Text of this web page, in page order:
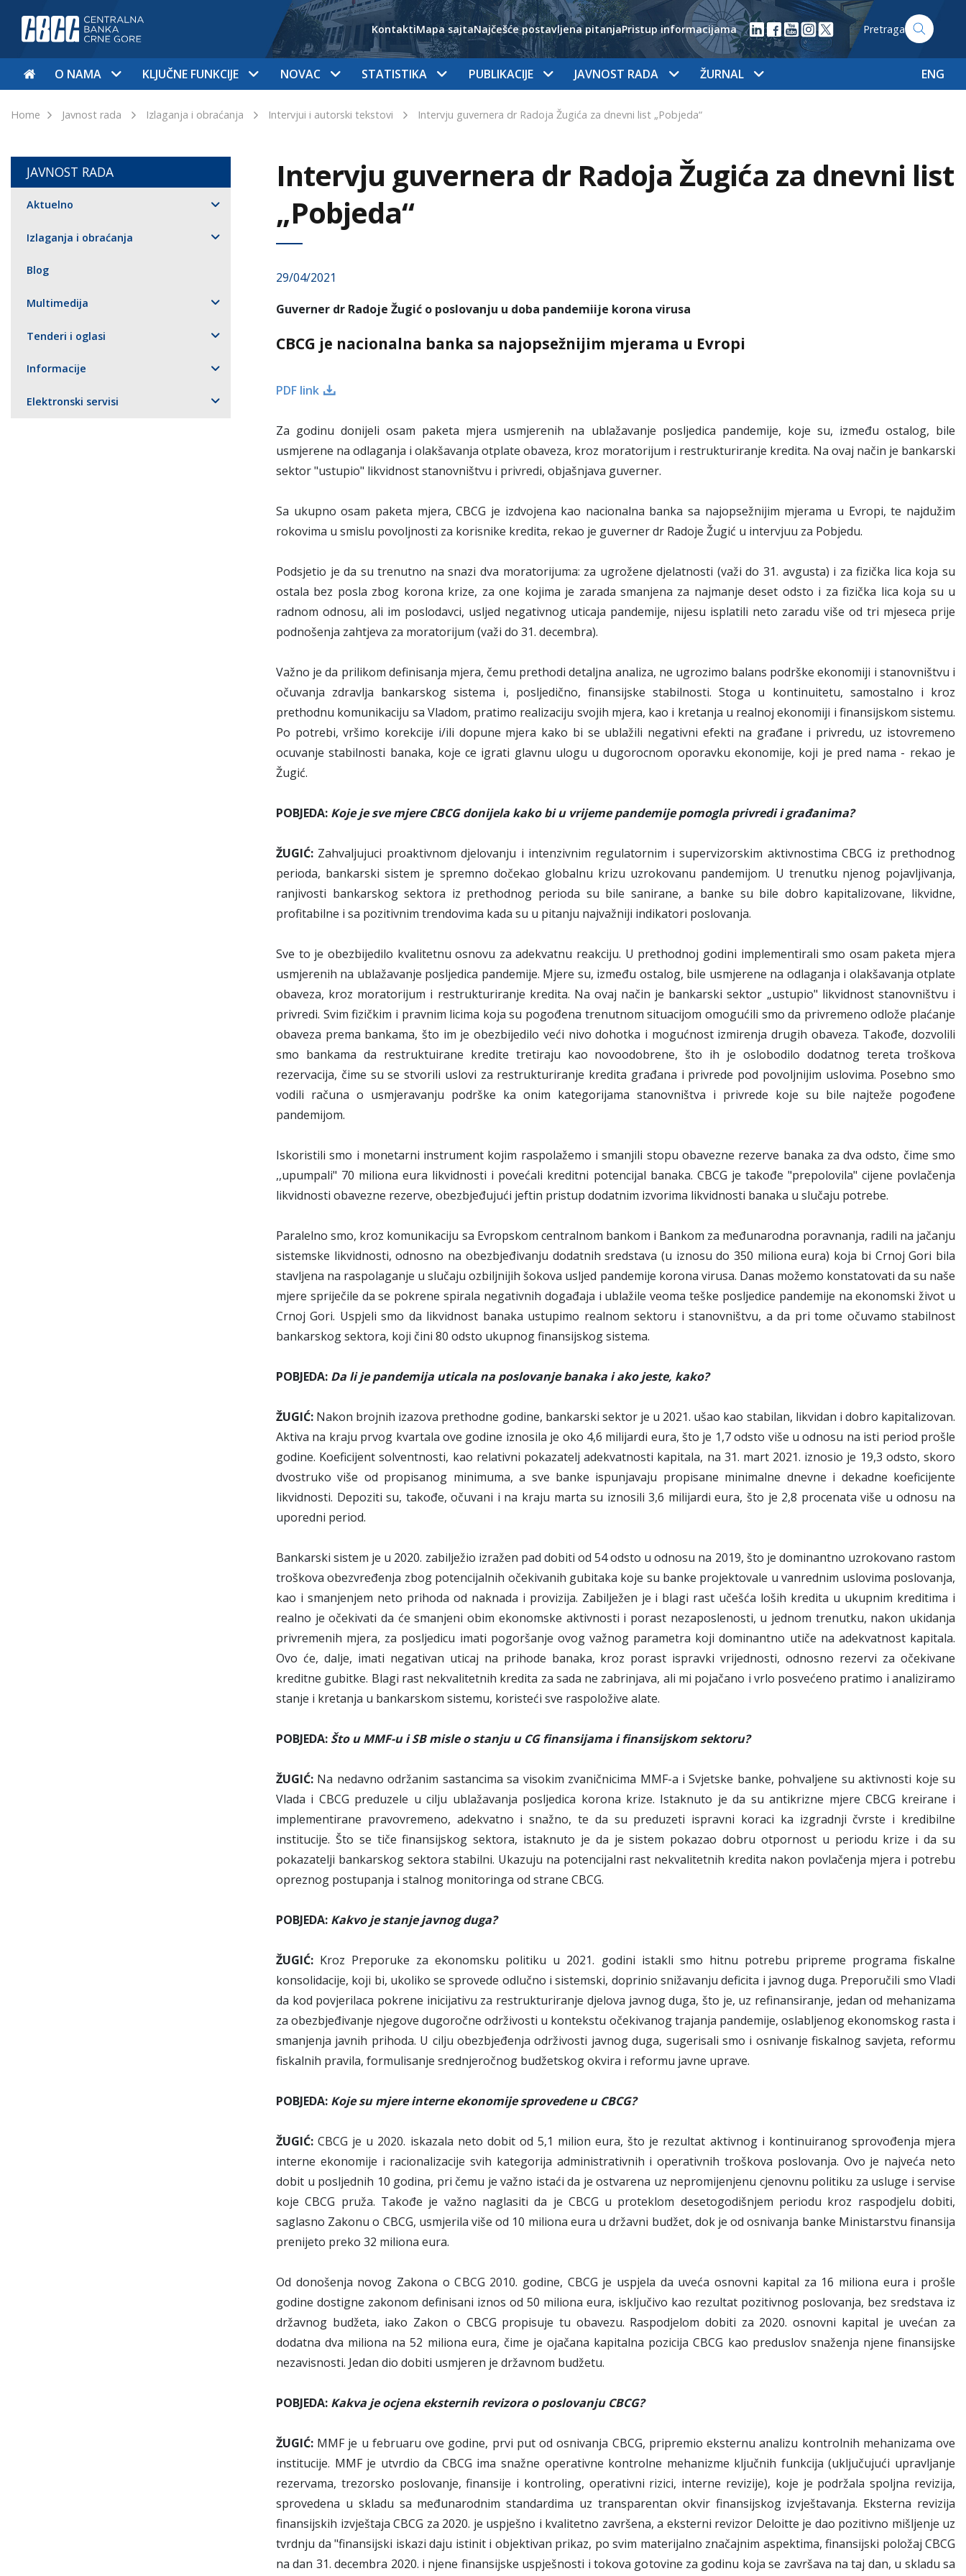
KontaktiMapa sajtaNajčešće postavljena pitanjaPristup informacijama Pretraga
O NAMA KLJUČNE FUNKCIJE NOVAC STATISTIKA PUBLIKACIJE JAVNOST RADA ŽURNAL ENG
Home Javnost rada Izlaganja i obraćanja Intervjui i autorski tekstovi Intervju guvernera dr Radoja Žugića za dnevni list „Pobjeda“
JAVNOST RADA
Aktuelno
Izlaganja i obraćanja
Blog
Multimedija
Tenderi i oglasi
Informacije
Elektronski servisi
Intervju guvernera dr Radoja Žugića za dnevni list
„Pobjeda“
29/04/2021
Guverner dr Radoje Žugić o poslovanju u doba pandemiije korona virusa
CBCG je nacionalna banka sa najopsežnijim mjerama u Evropi
PDF link
Za godinu donijeli osam paketa mjera usmjerenih na ublažavanje posljedica pandemije, koje su, između ostalog, bile
usmjerene na odlaganja i olakšavanja otplate obaveza, kroz moratorijum i restrukturiranje kredita. Na ovaj način je bankarski
sektor "ustupio" likvidnost stanovništvu i privredi, objašnjava guverner.
Sa ukupno osam paketa mjera, CBCG je izdvojena kao nacionalna banka sa najopsežnijim mjerama u Evropi, te najdužim
rokovima u smislu povoljnosti za korisnike kredita, rekao je guverner dr Radoje Žugić u intervjuu za Pobjedu.
Podsjetio je da su trenutno na snazi dva moratorijuma: za ugrožene djelatnosti (važi do 31. avgusta) i za fizička lica koja su
ostala bez posla zbog korona krize, za one kojima je zarada smanjena za najmanje deset odsto i za fizička lica koja su u
radnom odnosu, ali im poslodavci, usljed negativnog uticaja pandemije, nijesu isplatili neto zaradu više od tri mjeseca prije
podnošenja zahtjeva za moratorijum (važi do 31. decembra).
Važno je da prilikom definisanja mjera, čemu prethodi detaljna analiza, ne ugrozimo balans podrške ekonomiji i stanovništvu i
očuvanja zdravlja bankarskog sistema i, posljedično, finansijske stabilnosti. Stoga u kontinuitetu, samostalno i kroz
prethodnu komunikaciju sa Vladom, pratimo realizaciju svojih mjera, kao i kretanja u realnoj ekonomiji i finansijskom sistemu.
Po potrebi, vršimo korekcije i/ili dopune mjera kako bi se ublažili negativni efekti na građane i privredu, uz istovremeno
ocuvanje stabilnosti banaka, koje ce igrati glavnu ulogu u dugorocnom oporavku ekonomije, koji je pred nama - rekao je
Žugić.
POBJEDA: Koje je sve mjere CBCG donijela kako bi u vrijeme pandemije pomogla privredi i građanima?
ŽUGIĆ: Zahvaljujuci proaktivnom djelovanju i intenzivnim regulatornim i supervizorskim aktivnostima CBCG iz prethodnog
perioda, bankarski sistem je spremno dočekao globalnu krizu uzrokovanu pandemijom. U trenutku njenog pojavljivanja,
ranjivosti bankarskog sektora iz prethodnog perioda su bile sanirane, a banke su bile dobro kapitalizovane, likvidne,
profitabilne i sa pozitivnim trendovima kada su u pitanju najvažniji indikatori poslovanja.
Sve to je obezbijedilo kvalitetnu osnovu za adekvatnu reakciju. U prethodnoj godini implementirali smo osam paketa mjera
usmjerenih na ublažavanje posljedica pandemije. Mjere su, između ostalog, bile usmjerene na odlaganja i olakšavanja otplate
obaveza, kroz moratorijum i restrukturiranje kredita. Na ovaj način je bankarski sektor „ustupio" likvidnost stanovništvu i
privredi. Svim fizičkim i pravnim licima koja su pogođena trenutnom situacijom omogućili smo da privremeno odlože plaćanje
obaveza prema bankama, što im je obezbijedilo veći nivo dohotka i mogućnost izmirenja drugih obaveza. Takođe, dozvolili
smo bankama da restruktuirane kredite tretiraju kao novoodobrene, što ih je oslobodilo dodatnog tereta troškova
rezervacija, čime su se stvorili uslovi za restrukturiranje kredita građana i privrede pod povoljnijim uslovima. Posebno smo
vodili računa o usmjeravanju podrške ka onim kategorijama stanovništva i privrede koje su bile najteže pogođene
pandemijom.
Iskoristili smo i monetarni instrument kojim raspolažemo i smanjili stopu obavezne rezerve banaka za dva odsto, čime smo
,,upumpali" 70 miliona eura likvidnosti i povećali kreditni potencijal banaka. CBCG je takođe "prepolovila" cijene povlačenja
likvidnosti obavezne rezerve, obezbjeđujući jeftin pristup dodatnim izvorima likvidnosti banaka u slučaju potrebe.
Paralelno smo, kroz komunikaciju sa Evropskom centralnom bankom i Bankom za međunarodna poravnanja, radili na jačanju
sistemske likvidnosti, odnosno na obezbjeđivanju dodatnih sredstava (u iznosu do 350 miliona eura) koja bi Crnoj Gori bila
stavljena na raspolaganje u slučaju ozbiljnijih šokova usljed pandemije korona virusa. Danas možemo konstatovati da su naše
mjere spriječile da se pokrene spirala negativnih događaja i ublažile veoma teške posljedice pandemije na ekonomski život u
Crnoj Gori. Uspjeli smo da likvidnost banaka ustupimo realnom sektoru i stanovništvu, a da pri tome očuvamo stabilnost
bankarskog sektora, koji čini 80 odsto ukupnog finansijskog sistema.
POBJEDA: Da li je pandemija uticala na poslovanje banaka i ako jeste, kako?
ŽUGIĆ: Nakon brojnih izazova prethodne godine, bankarski sektor je u 2021. ušao kao stabilan, likvidan i dobro kapitalizovan.
Aktiva na kraju prvog kvartala ove godine iznosila je oko 4,6 milijardi eura, što je 1,7 odsto više u odnosu na isti period prošle
godine. Koeficijent solventnosti, kao relativni pokazatelj adekvatnosti kapitala, na 31. mart 2021. iznosio je 19,3 odsto, skoro
dvostruko više od propisanog minimuma, a sve banke ispunjavaju propisane minimalne dnevne i dekadne koeficijente
likvidnosti. Depoziti su, takođe, očuvani i na kraju marta su iznosili 3,6 milijardi eura, što je 2,8 procenata više u odnosu na
uporedni period.
Bankarski sistem je u 2020. zabilježio izražen pad dobiti od 54 odsto u odnosu na 2019, što je dominantno uzrokovano rastom
troškova obezvređenja zbog potencijalnih očekivanih gubitaka koje su banke projektovale u vanrednim uslovima poslovanja,
kao i smanjenjem neto prihoda od naknada i provizija. Zabilježen je i blagi rast učešća loših kredita u ukupnim kreditima i
realno je očekivati da će smanjeni obim ekonomske aktivnosti i porast nezaposlenosti, u jednom trenutku, nakon ukidanja
privremenih mjera, za posljedicu imati pogoršanje ovog važnog parametra koji dominantno utiče na adekvatnost kapitala.
Ovo će, dalje, imati negativan uticaj na prihode banaka, kroz porast ispravki vrijednosti, odnosno rezervi za očekivane
kreditne gubitke. Blagi rast nekvalitetnih kredita za sada ne zabrinjava, ali mi pojačano i vrlo posvećeno pratimo i analiziramo
stanje i kretanja u bankarskom sistemu, koristeći sve raspoložive alate.
POBJEDA: Što u MMF-u i SB misle o stanju u CG finansijama i finansijskom sektoru?
ŽUGIĆ: Na nedavno održanim sastancima sa visokim zvaničnicima MMF-a i Svjetske banke, pohvaljene su aktivnosti koje su
Vlada i CBCG preduzele u cilju ublažavanja posljedica korona krize. Istaknuto je da su antikrizne mjere CBCG kreirane i
implementirane pravovremeno, adekvatno i snažno, te da su preduzeti ispravni koraci ka izgradnji čvrste i kredibilne
institucije. Što se tiče finansijskog sektora, istaknuto je da je sistem pokazao dobru otpornost u periodu krize i da su
pokazatelji bankarskog sektora stabilni. Ukazuju na potencijalni rast nekvalitetnih kredita nakon povlačenja mjera i potrebu
opreznog postupanja i stalnog monitoringa od strane CBCG.
POBJEDA: Kakvo je stanje javnog duga?
ŽUGIĆ: Kroz Preporuke za ekonomsku politiku u 2021. godini istakli smo hitnu potrebu pripreme programa fiskalne
konsolidacije, koji bi, ukoliko se sprovede odlučno i sistemski, doprinio snižavanju deficita i javnog duga. Preporučili smo Vladi
da kod povjerilaca pokrene inicijativu za restrukturiranje djelova javnog duga, što je, uz refinansiranje, jedan od mehanizama
za obezbjeđivanje njegove dugoročne održivosti u kontekstu očekivanog trajanja pandemije, oslabljenog ekonomskog rasta i
smanjenja javnih prihoda. U cilju obezbjeđenja održivosti javnog duga, sugerisali smo i osnivanje fiskalnog savjeta, reformu
fiskalnih pravila, formulisanje srednjeročnog budžetskog okvira i reformu javne uprave.
POBJEDA: Koje su mjere interne ekonomije sprovedene u CBCG?
ŽUGIĆ: CBCG je u 2020. iskazala neto dobit od 5,1 milion eura, što je rezultat aktivnog i kontinuiranog sprovođenja mjera
interne ekonomije i racionalizacije svih kategorija administrativnih i operativnih troškova poslovanja. Ovo je najveća neto
dobit u posljednih 10 godina, pri čemu je važno istaći da je ostvarena uz nepromijenjenu cjenovnu politiku za usluge i servise
koje CBCG pruža. Takođe je važno naglasiti da je CBCG u proteklom desetogodišnjem periodu kroz raspodjelu dobiti,
saglasno Zakonu o CBCG, usmjerila više od 10 miliona eura u državni budžet, dok je od osnivanja banke Ministarstvu finansija
prenijeto preko 32 miliona eura.
Od donošenja novog Zakona o CBCG 2010. godine, CBCG je uspjela da uveća osnovni kapital za 16 miliona eura i prošle
godine dostigne zakonom definisani iznos od 50 miliona eura, isključivo kao rezultat pozitivnog poslovanja, bez sredstava iz
državnog budžeta, iako Zakon o CBCG propisuje tu obavezu. Raspodjelom dobiti za 2020. osnovni kapital je uvećan za
dodatna dva miliona na 52 miliona eura, čime je ojačana kapitalna pozicija CBCG kao preduslov snaženja njene finansijske
nezavisnosti. Jedan dio dobiti usmjeren je državnom budžetu.
POBJEDA: Kakva je ocjena eksternih revizora o poslovanju CBCG?
ŽUGIĆ: MMF je u februaru ove godine, prvi put od osnivanja CBCG, pripremio eksternu analizu kontrolnih mehanizama ove
institucije. MMF je utvrdio da CBCG ima snažne operativne kontrolne mehanizme ključnih funkcija (uključujući upravljanje
rezervama, trezorsko poslovanje, finansije i kontroling, operativni rizici, interne revizije), koje je podržala spoljna revizija,
sprovedena u skladu sa međunarodnim standardima uz transparentan okvir finansijskog izvještavanja. Eksterna revizija
finansijskih izvještaja CBCG za 2020. je uspješno i kvalitetno završena, a eksterni revizor Deloitte je dao pozitivno mišljenje uz
tvrdnju da "finansijski iskazi daju istinit i objektivan prikaz, po svim materijalno značajnim aspektima, finansijski položaj CBCG
na dan 31. decembra 2020. i njene finansijske uspješnosti i tokova gotovine za godinu koja se završava na taj dan, u skladu sa